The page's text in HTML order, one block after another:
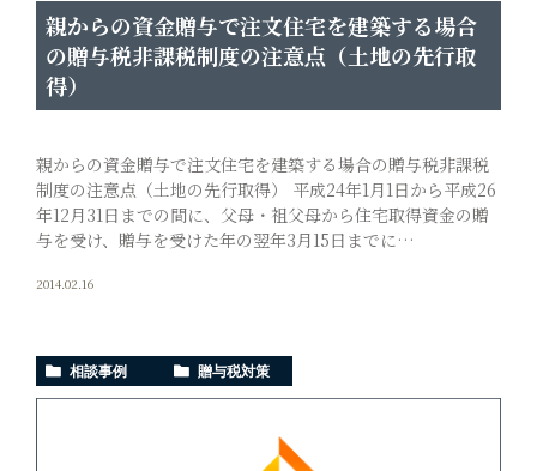
親からの資金贈与で注文住宅を建築する場合
の贈与税非課税制度の注意点（土地の先行取
得）
親からの資金贈与で注文住宅を建築する場合の贈与税非課税
制度の注意点（土地の先行取得） 平成24年1月1日から平成26
年12月31日までの間に、父母・祖父母から住宅取得資金の贈
与を受け、贈与を受けた年の翌年3月15日までに…
2014.02.16
相談事例 贈与税対策